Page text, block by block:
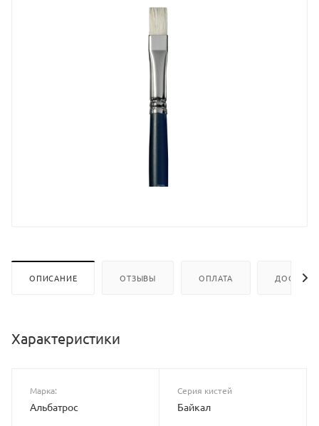
ОПИСАНИЕ ОТЗЫВЫ ОПЛАТА
Характеристики
Марка:
Альбатрос
Серия кистей
Байкал